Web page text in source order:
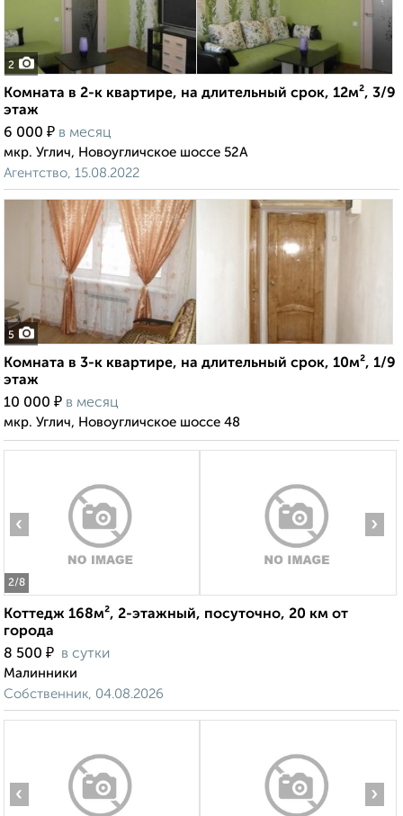
2
Комната в 2-к квартире, на длительный срок, 12м², 3/9
этаж
6 000 ₽ в месяц
мкр. Углич, Новоугличское шоссе 52А
Агентство, 15.08.2022
5
Комната в 3-к квартире, на длительный срок, 10м², 1/9
этаж
10 000 ₽ в месяц
мкр. Углич, Новоугличское шоссе 48
2/8
‹ ›
Коттедж 168м², 2-этажный, посуточно, 20 км от
города
8 500 ₽ в сутки
Малинники
Собственник, 04.08.2026
‹ ›